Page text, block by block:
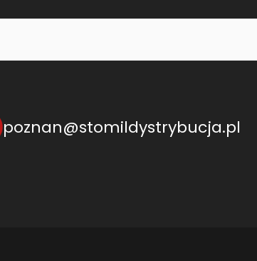
l
0
poznan@stomildystrybucja.pl